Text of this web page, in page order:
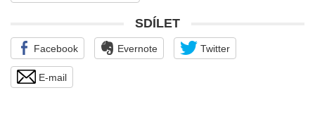
SDÍLET
Facebook Evernote Twitter
E-mail